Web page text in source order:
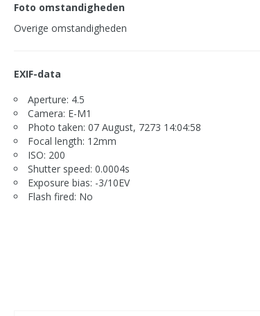
Foto omstandigheden
Overige omstandigheden
EXIF-data
Aperture: 4.5
Camera: E-M1
Photo taken: 07 August, 7273 14:04:58
Focal length: 12mm
ISO: 200
Shutter speed: 0.0004s
Exposure bias: -3/10EV
Flash fired: No